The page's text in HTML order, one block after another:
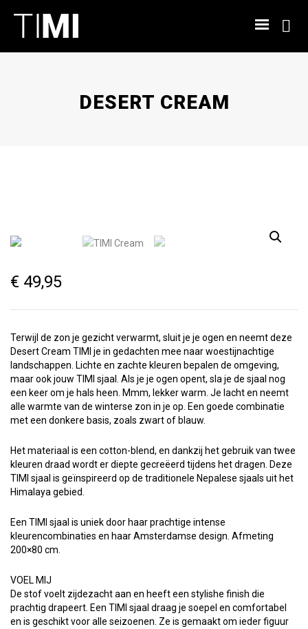
DESERT CREAM
€ 49,95
Terwijl de zon je gezicht verwarmt, sluit je je ogen en neemt deze
Desert Cream TIMI je in gedachten mee naar woestijnachtige
landschappen. Lichte en zachte kleuren bepalen de omgeving,
maar ook jouw TIMI sjaal. Als je je ogen opent, sla je de sjaal nog
een keer om je hals heen. Mmm, lekker warm. Je lacht en neemt
alle warmte van de winterse zon in je op. Een goede combinatie
met een donkere basis, zoals zwart of blauw.
Het materiaal is een cotton-blend, en dankzij het gebruik van twee
kleuren draad wordt er diepte gecreëerd tijdens het dragen. Deze
TIMI sjaal is geïnspireerd op de traditionele Nepalese sjaals uit het
Himalaya gebied.
Een TIMI sjaal is uniek door haar prachtige intense
kleurencombinaties en haar Amsterdamse design. Afmeting
200×80 cm.
VOEL MIJ
De stof voelt zijdezacht aan en heeft een stylishe finish die
prachtig drapeert. Een TIMI sjaal draag je soepel en comfortabel
en is geschikt voor alle seizoenen. Ze is gemaakt om ieder figuur